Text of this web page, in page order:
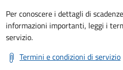
Per conoscere i dettagli di
informazioni importanti, leggi i
servizio.
Termini e condizioni di servizio